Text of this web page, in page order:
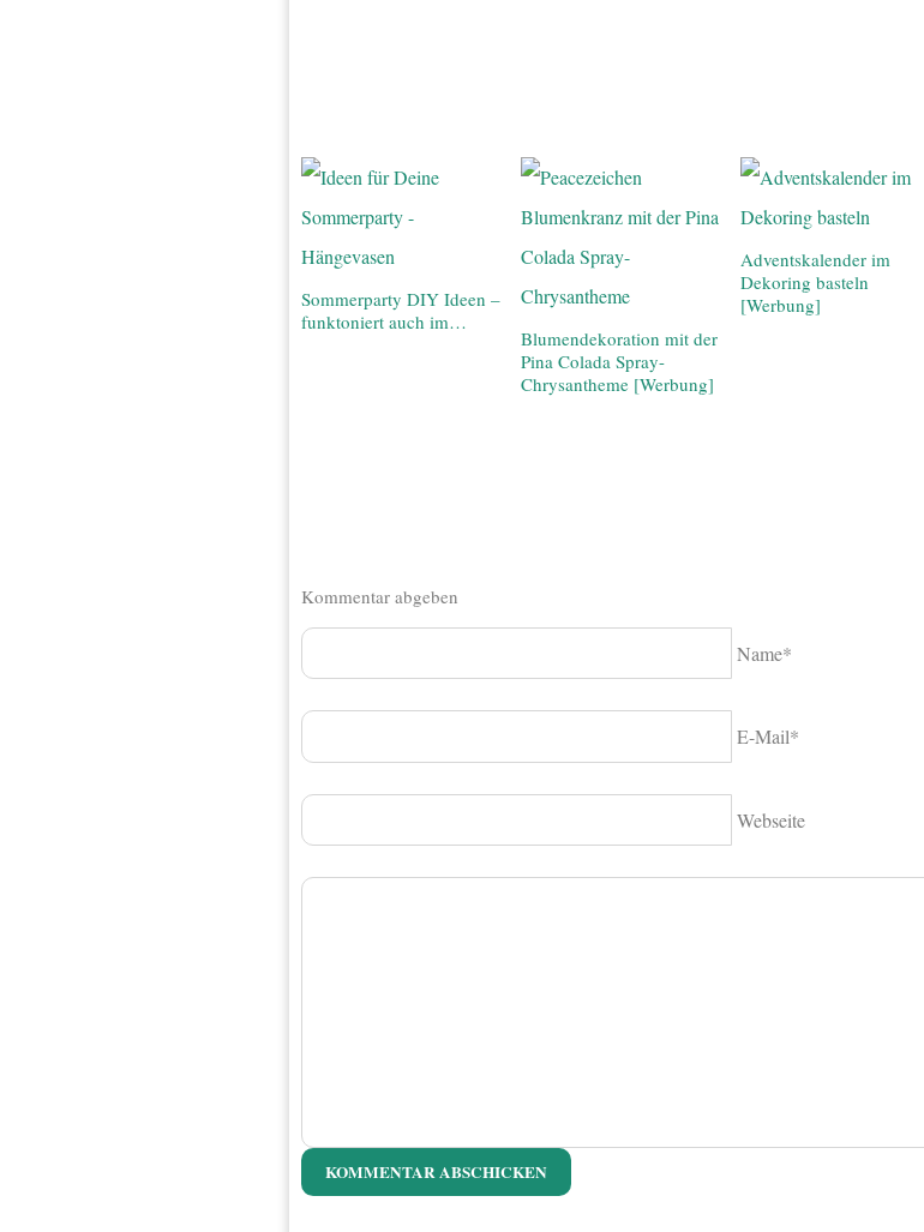
Sommerparty DIY Ideen –
funktoniert auch im…
Blumendekoration mit der
Pina Colada Spray-
Chrysantheme [Werbung]
Adventskalender im
Dekoring basteln
[Werbung]
Kommentar abgeben
Name*
E-Mail*
Webseite